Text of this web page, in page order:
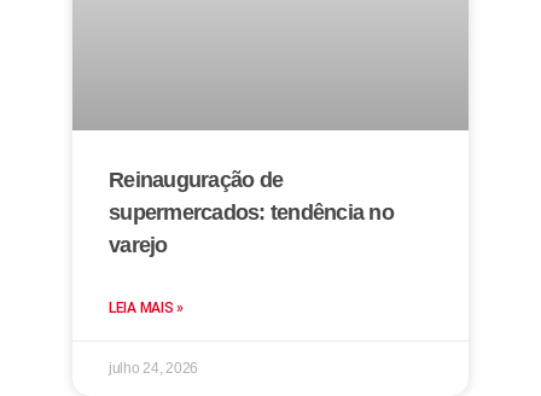
Reinauguração de
supermercados: tendência no
varejo
LEIA MAIS »
julho 24, 2026